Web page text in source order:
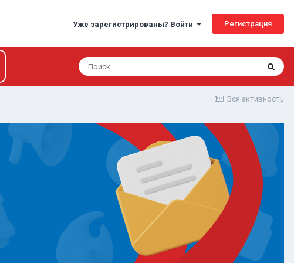
Уже зарегистрированы? Войти Регистрация
Вся активность